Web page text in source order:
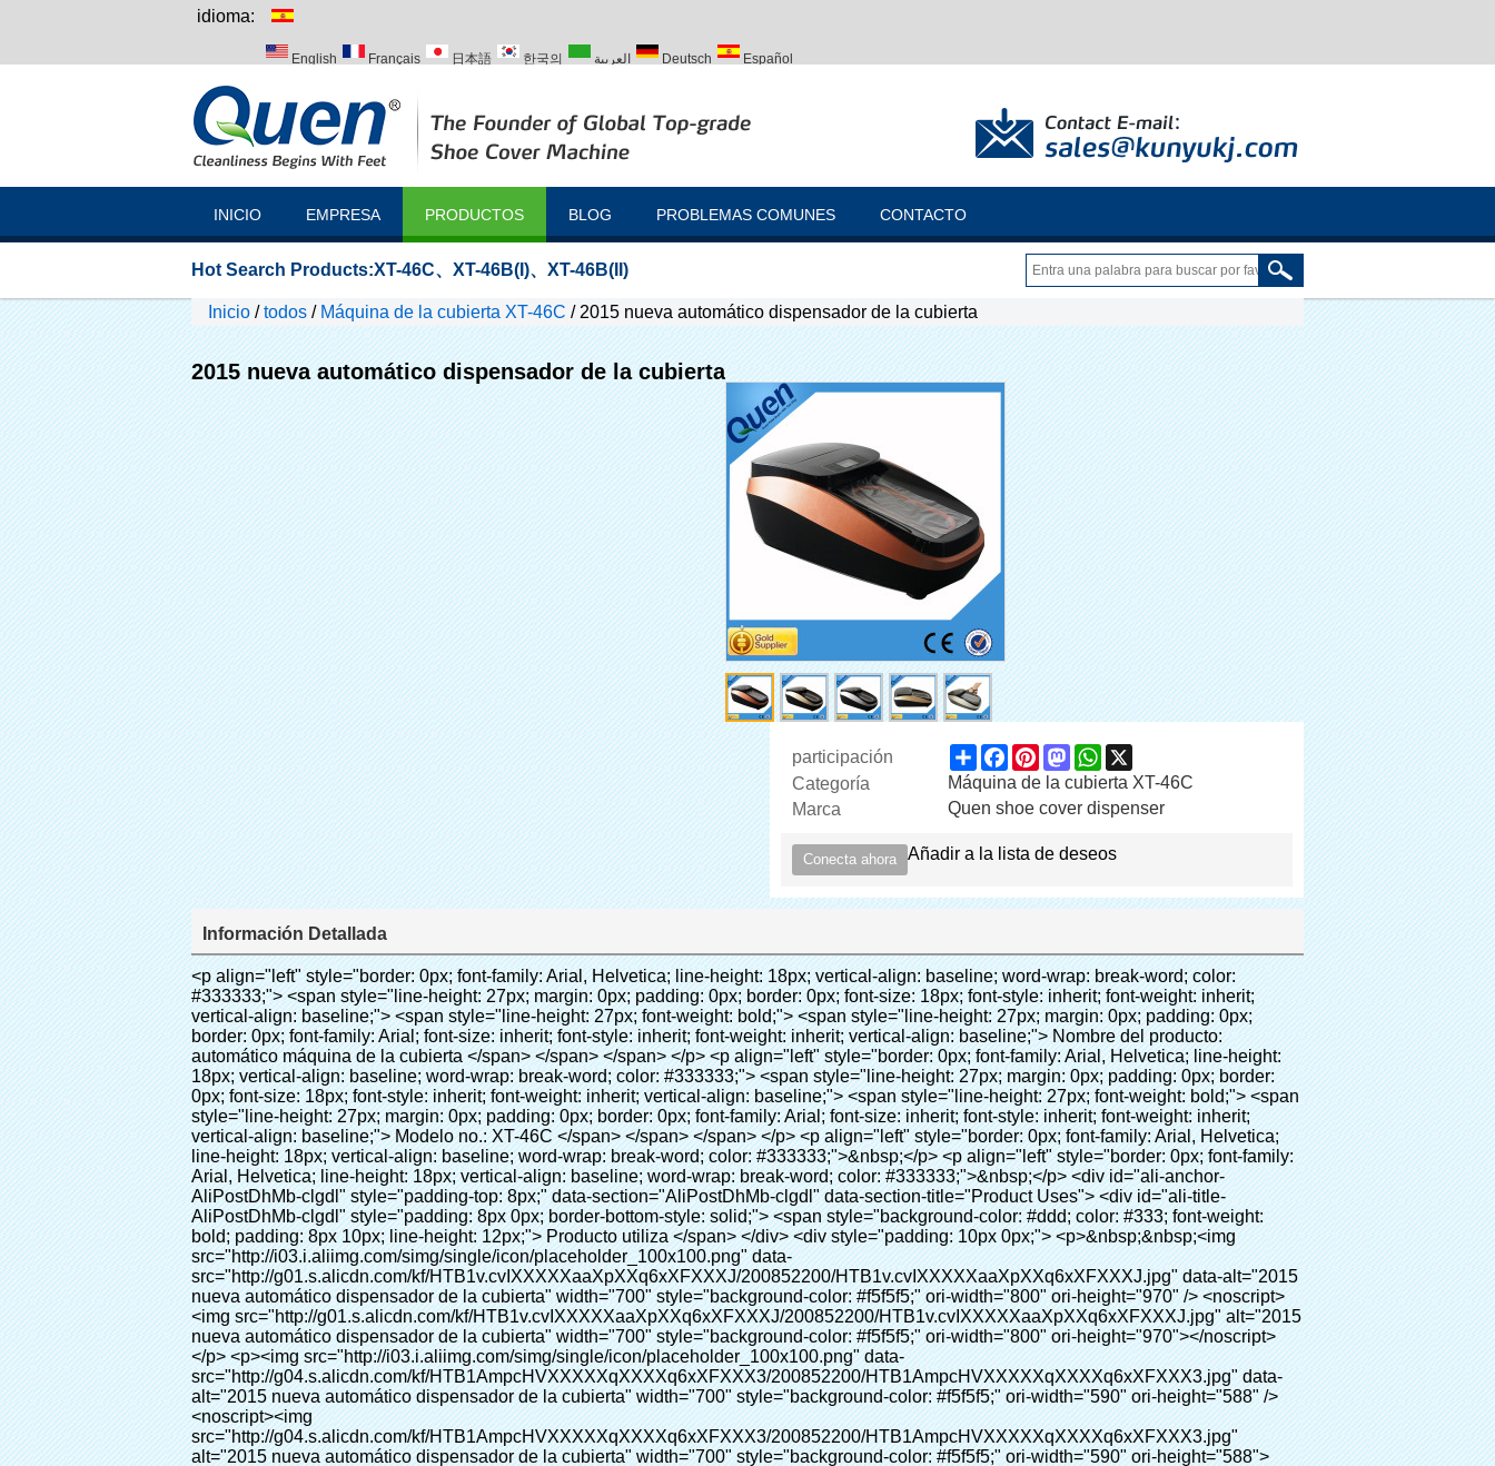
idioma:
English Français 日本語 한국의 العربية Deutsch Español
INICIO EMPRESA PRODUCTOS BLOG PROBLEMAS COMUNES CONTACTO
Hot Search Products:XT-46C、 XT-46B(I)、 XT-46B(II)
Inicio /todos / Máquina de la cubierta XT-46C / 2015 nueva automático dispensador de la cubierta
2015 nueva automático dispensador de la cubierta
participación ShareFacebook
PinterestMastodonWhatsApp
Categoría
Máquina de la cubierta XT-46C
Marca
Quen shoe cover dispenser
Conecta ahora Añadir a la lista de deseos
Información Detallada
<p align="left" style="border: 0px; font-family: Arial, Helvetica; line-height: 18px; vertical-align: baseline; word-wrap: break-word; color: #333333;"> <span style="line-height: 27px; margin: 0px; padding: 0px; border: 0px; font-size: 18px; font-style: inherit; font-weight: inherit; vertical-align: baseline;"> <span style="line-height: 27px; font-weight: bold;"> <span style="line-height: 27px; margin: 0px; padding: 0px; border: 0px; font-family: Arial; font-size: inherit; font-style: inherit; font-weight: inherit; vertical-align: baseline;"> Nombre del producto: automático máquina de la cubierta </span> </span> </span> </p> <p align="left" style="border: 0px; font-family: Arial, Helvetica; line-height: 18px; vertical-align: baseline; word-wrap: break-word; color: #333333;"> <span style="line-height: 27px; margin: 0px; padding: 0px; border: 0px; font-size: 18px; font-style: inherit; font-weight: inherit; vertical-align: baseline;"> <span style="line-height: 27px; font-weight: bold;"> <span style="line-height: 27px; margin: 0px; padding: 0px; border: 0px; font-family: Arial; font-size: inherit; font-style: inherit; font-weight: inherit; vertical-align: baseline;"> Modelo no.: XT-46C </span> </span> </span> </p> <p align="left" style="border: 0px; font-family: Arial, Helvetica; line-height: 18px; vertical-align: baseline; word-wrap: break-word; color: #333333;">&nbsp;</p> <p align="left" style="border: 0px; font-family: Arial, Helvetica; line-height: 18px; vertical-align: baseline; word-wrap: break-word; color: #333333;">&nbsp;</p> <div id="ali-anchor-AliPostDhMb-clgdl" style="padding-top: 8px;" data-section="AliPostDhMb-clgdl" data-section-title="Product Uses"> <div id="ali-title-AliPostDhMb-clgdl" style="padding: 8px 0px; border-bottom-style: solid;"> <span style="background-color: #ddd; color: #333; font-weight: bold; padding: 8px 10px; line-height: 12px;"> Producto utiliza </span> </div> <div style="padding: 10px 0px;"> <p>&nbsp;&nbsp;<img src="http://i03.i.aliimg.com/simg/single/icon/placeholder_100x100.png" data-src="http://g01.s.alicdn.com/kf/HTB1v.cvIXXXXXaaXpXXq6xXFXXXJ/200852200/HTB1v.cvIXXXXXaaXpXXq6xXFXXXJ.jpg" data-alt="2015 nueva automático dispensador de la cubierta" width="700" style="background-color: #f5f5f5;" ori-width="800" ori-height="970" /> <noscript><img src="http://g01.s.alicdn.com/kf/HTB1v.cvIXXXXXaaXpXXq6xXFXXXJ/200852200/HTB1v.cvIXXXXXaaXpXXq6xXFXXXJ.jpg" alt="2015 nueva automático dispensador de la cubierta" width="700" style="background-color: #f5f5f5;" ori-width="800" ori-height="970"></noscript> </p> <p><img src="http://i03.i.aliimg.com/simg/single/icon/placeholder_100x100.png" data-src="http://g04.s.alicdn.com/kf/HTB1AmpcHVXXXXXqXXXXq6xXFXXX3/200852200/HTB1AmpcHVXXXXXqXXXXq6xXFXXX3.jpg" data-alt="2015 nueva automático dispensador de la cubierta" width="700" style="background-color: #f5f5f5;" ori-width="590" ori-height="588" /> <noscript><img src="http://g04.s.alicdn.com/kf/HTB1AmpcHVXXXXXqXXXXq6xXFXXX3/200852200/HTB1AmpcHVXXXXXqXXXXq6xXFXXX3.jpg" alt="2015 nueva automático dispensador de la cubierta" width="700" style="background-color: #f5f5f5;" ori-width="590" ori-height="588"></noscript> </p> <p>&nbsp;</p> </div> </div> <div id="ali-anchor-AliPostDhMb-iodkx" style="padding-top: 8px;" data-section="AliPostDhMb-iodkx" data-section-title="Technology"> <div id="ali-title-AliPostDhMb-iodkx" style="padding: 8px 0px; border-bottom-style: solid;"> <span style="background-color: #ddd; color: #333; font-weight: bold; padding: 8px 10px; line-height: 12px;"> Tecnología </span> </div> <div style="padding: 10px 0px;"> <p>&nbsp;</p> <p style="background-color: #f5f5f5;"> <span style="line-height: normal; font-family: Arial;"> Esta máquina de la cubierta automática utiliza el principio de que <span style="line-height: 21px; color: #0000ff;"> <strong> <span style="line-height: 21px; color: #99cc00;"> <em> T </em> </span> </strong> </span> </span> <strong> <span style="line-height: 21px; color: #99cc00;"> <em> <span style="line-height: normal; font-family: Arial;"> Hermo film retráctil se reducirá en </span> </em> </span> </strong> </p> <p style="background-color: #f5f5f5;"> <span style="line-height: 21px; font-size: 14px;"> <strong> <em> <span style="line-height: normal; font-family: Arial; color: #99cc00;"> Temperatura adecuada </span> </em> </strong> <span style="line-height: normal; font-family: Arial;"> <strong> <em> <span style="line-height: 21px; color: #99cc00;"> . </span> </em> </strong> Tecnología diferente de otros cubierta del zapato </span> <span style="line-height: normal; font-family: Arial;"> Máquina </span> <span style="line-height: normal; font-family: Arial;"> . </span> </span> </p> <p style="background-color: #f5f5f5;"> <span style="line-height: 21px; font-size: 14px;"> <span style="line-height: normal; font-family: Arial;"> Puede <span style="line-height: 21px; color: #0000ff;"> </span> </span> <em> <span style="line-height: normal; font-weight: bold; font-family: Arial; color: #99cc00;"> Automáticamente </span> </em> <span style="line-height: normal; font-family: Arial;"> <em> <span style="line-height: 21px; color: #99cc00;"> </span> </em> Salidas y corta la película de PVC y </span> <em> <span style="line-height: normal; font-weight: bold; font-family: Arial; color: #99cc00;"> Proporcionar aire caliente. </span> </em> </span> </p> <p style="background-color: #f5f5f5;"><br> <strong> <span style="line-height: 21px; font-size: 14px;"> <span style="line-height: normal; font-family: Arial;"> Que </span> <span style="line-height: 18px;"> <span style="line-height: normal; font-family: Arial;"> Sólo toma tres </span> </span> <span style="line-height: normal; font-family: Arial;"> Segundos para hacer que el PVC película en zapatos cubierta del zapato y abrigos de las personas </span> <span style="line-height: normal; font-family: Arial;"> . </span> </span> </strong> </p> <p style="background-color: #f5f5f5;">&nbsp;</p> <p style="background-color: #f5f5f5;">&nbsp;</p> <p style="background-color: #f5f5f5;"> <strong> <span style="line-height: 36px; color: #99cc00; font-size: 24px;"> <em> <span style="line-height: 21px;"> <span style="line-height: normal; font-family: Arial;"> Automática máquina de la cubierta </span> </span> </em> </span> </strong> </p> <p style="background-color: #f5f5f5;"> <span style="line-height: 27px; font-size: 18px; color: #99cc00;"> <em> <span style="line-height: 21px;"> <span style="line-height: normal; font-family: Arial;"> Para proporcionar un ambiente limpio! </span> </span> </em> </span> </p> </div> </div> <p align="left" style="border: 0px; font-family: Arial, Helvetica; line-height: 18px; vertical-align: baseline; word-wrap: break-word; color: #333333;">&nbsp;</p> <p style="border: 0px; font-family: Arial, Helvetica, sans-serif; font-size: 14px; line-height: 26.6000003814697px; vertical-align: baseline; word-wrap: break-word; color: #333333;">&nbsp;</p> <div id="ali-anchor-AliPostDhMb-1epqd" style="padding-top: 8px;" data-section="AliPostDhMb-1epqd" data-section-title="Product Description"> <div id="ali-title-AliPostDhMb-1epqd" style="padding: 8px 0px; border-bottom-style: solid;"> <span style="background-color: #ddd; color: #333; font-weight: bold; padding: 8px 10px; line-height: 12px;"> Descripción del producto </span> </div> <div style="padding: 10px 0px;"> <p>&nbsp;&nbsp;<img src="http://i03.i.aliimg.com/simg/single/icon/placeholder_100x100.png" data-src="http://g01.s.alicdn.com/kf/HTB18lcbIXXXXXbEXVXXq6xXFXXXF/200852200/HTB18lcbIXXXXXbEXVXXq6xXFXXXF.jpg" data-alt="2015 nueva automático dispensador de la cubierta" width="700" style="background-color: #f5f5f5;" ori-width="785" ori-height="559" /> <noscript><img src="http://g01.s.alicdn.com/kf/HTB18lcbIXXXXXbEXVXXq6xXFXXXF/200852200/HTB18lcbIXXXXXbEXVXXq6xXFXXXF.jpg" alt="2015 nueva automático dispensador de la cubierta" width="700" style="background-color: #f5f5f5;" ori-width="785" ori-height="559"></noscript> </p> <p><img src="http://i03.i.aliimg.com/simg/single/icon/placeholder_100x100.png" data-src="http://g04.s.alicdn.com/kf/HTB1t2oxIXXXXXXOXpXXq6xXFXXXF/200852200/HTB1t2oxIXXXXXXOXpXXq6xXFXXXF.jpg" data-alt="2015 nueva automático dispensador de la cubierta" width="700" style="background-color: #f5f5f5;" ori-width="800" ori-height="654" /> <noscript><img src="http://g04.s.alicdn.com/kf/HTB1t2oxIXXXXXXOXpXXq6xXFXXXF/200852200/HTB1t2oxIXXXXXXOXpXXq6xXFXXXF.jpg" alt="2015 nueva automático dispensador de la cubierta" width="700" style="background-color: #f5f5f5;" ori-width="800" ori-height="654"></noscript> </p> </div> </div> <div id="ali-anchor-AliPostDhMb-jfxjh" style="padding-top: 8px;" data-section="AliPostDhMb-jfxjh" data-section-title="Product Advantages"> <div id="ali-title-AliPostDhMb-jfxjh" style="padding: 8px 0px; border-bottom-style: solid;"> <span style="background-color: #ddd; color: #333; font-weight: bold; padding: 8px 10px; line-height: 12px;"> Ventajas del producto </span> </div> <div style="padding: 10px 0px;"> <p>&nbsp;</p> <table class="aliDataTable" style="width: 600px; height: 436px;"><tbody> <tr style="height: 34.35pt;" align="left"><td style="width: 598pt;" colspan="2" valign="center"><p> <span style="line-height: normal; font-weight: bold; font-size: 12pt; font-family: Arial;"> Ventaja de Quen Shoe machine: </span> </p></td></tr> <tr style="height: 53.95pt;" align="left"> <td style="width: 181.85pt;" valign="center"><p><span style="line-height: normal; font-weight: bold; font-family: arial, helvetic